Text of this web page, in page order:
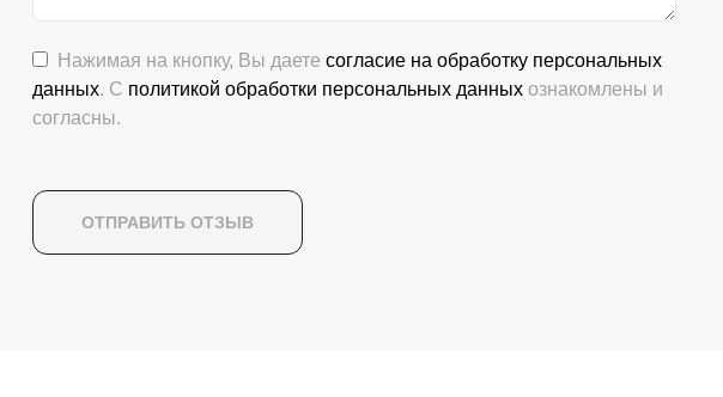
Нажимая на кнопку, Вы даете согласие на обработку персональных
данных. С политикой обработки персональных данных ознакомлены и
согласны.